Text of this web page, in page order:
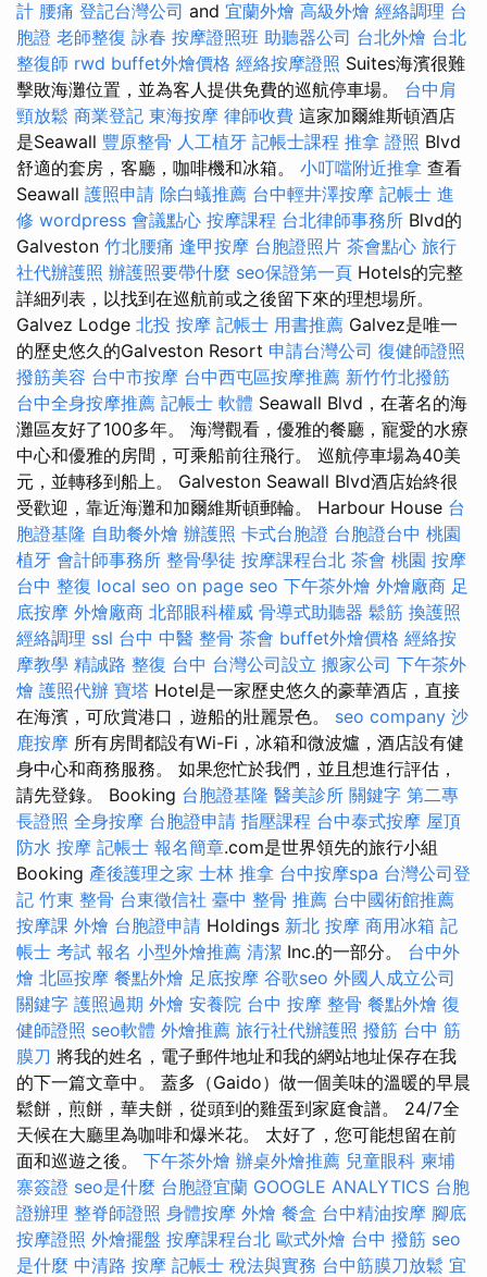
計 腰痛 登記台灣公司 and 宜蘭外燴 高級外燴 經絡調理 台
胞證 老師整復 詠春 按摩證照班 助聽器公司 台北外燴 台北
整復師 rwd buffet外燴價格 經絡按摩證照 Suites海濱很難
擊敗海灘位置，並為客人提供免費的巡航停車場。 台中肩
頸放鬆 商業登記 東海按摩 律師收費 這家加爾維斯頓酒店
是Seawall 豐原整骨 人工植牙 記帳士課程 推拿 證照 Blvd
舒適的套房，客廳，咖啡機和冰箱。 小叮噹附近推拿 查看
Seawall 護照申請 除白蟻推薦 台中輕井澤按摩 記帳士 進
修 wordpress 會議點心 按摩課程 台北律師事務所 Blvd的
Galveston 竹北腰痛 逢甲按摩 台胞證照片 茶會點心 旅行
社代辦護照 辦護照要帶什麼 seo保證第一頁 Hotels的完整
詳細列表，以找到在巡航前或之後留下來的理想場所。
Galvez Lodge 北投 按摩 記帳士 用書推薦 Galvez是唯一
的歷史悠久的Galveston Resort 申請台灣公司 復健師證照
撥筋美容 台中市按摩 台中西屯區按摩推薦 新竹竹北撥筋
台中全身按摩推薦 記帳士 軟體 Seawall Blvd，在著名的海
灘區友好了100多年。 海灣觀看，優雅的餐廳，寵愛的水療
中心和優雅的房間，可乘船前往飛行。 巡航停車場為40美
元，並轉移到船上。 Galveston Seawall Blvd酒店始終很
受歡迎，靠近海灘和加爾維斯頓郵輪。 Harbour House 台
胞證基隆 自助餐外燴 辦護照 卡式台胞證 台胞證台中 桃園
植牙 會計師事務所 整骨學徒 按摩課程台北 茶會 桃園 按摩
台中 整復 local seo on page seo 下午茶外燴 外燴廠商 足
底按摩 外燴廠商 北部眼科權威 骨導式助聽器 鬆筋 換護照
經絡調理 ssl 台中 中醫 整骨 茶會 buffet外燴價格 經絡按
摩教學 精誠路 整復 台中 台灣公司設立 搬家公司 下午茶外
燴 護照代辦 寶塔 Hotel是一家歷史悠久的豪華酒店，直接
在海濱，可欣賞港口，遊船的壯麗景色。 seo company 沙
鹿按摩 所有房間都設有Wi-Fi，冰箱和微波爐，酒店設有健
身中心和商務服務。 如果您忙於我們，並且想進行評估，
請先登錄。 Booking 台胞證基隆 醫美診所 關鍵字 第二專
長證照 全身按摩 台胞證申請 指壓課程 台中泰式按摩 屋頂
防水 按摩 記帳士 報名簡章.com是世界領先的旅行小組
Booking 產後護理之家 士林 推拿 台中按摩spa 台灣公司登
記 竹東 整骨 台東徵信社 臺中 整骨 推薦 台中國術館推薦
按摩課 外燴 台胞證申請 Holdings 新北 按摩 商用冰箱 記
帳士 考試 報名 小型外燴推薦 清潔 Inc.的一部分。 台中外
燴 北區按摩 餐點外燴 足底按摩 谷歌seo 外國人成立公司
關鍵字 護照過期 外燴 安養院 台中 按摩 整骨 餐點外燴 復
健師證照 seo軟體 外燴推薦 旅行社代辦護照 撥筋 台中 筋
膜刀 將我的姓名，電子郵件地址和我的網站地址保存在我
的下一篇文章中。 蓋多（Gaido）做一個美味的溫暖的早晨
鬆餅，煎餅，華夫餅，從頭到的雞蛋到家庭食譜。 24/7全
天候在大廳里為咖啡和爆米花。 太好了，您可能想留在前
面和巡遊之後。 下午茶外燴 辦桌外燴推薦 兒童眼科 柬埔
寨簽證 seo是什麼 台胞證宜蘭 GOOGLE ANALYTICS 台胞
證辦理 整脊師證照 身體按摩 外燴 餐盒 台中精油按摩 腳底
按摩證照 外燴擺盤 按摩課程台北 歐式外燴 台中 撥筋 seo
是什麼 中清路 按摩 記帳士 稅法與實務 台中筋膜刀放鬆 宜